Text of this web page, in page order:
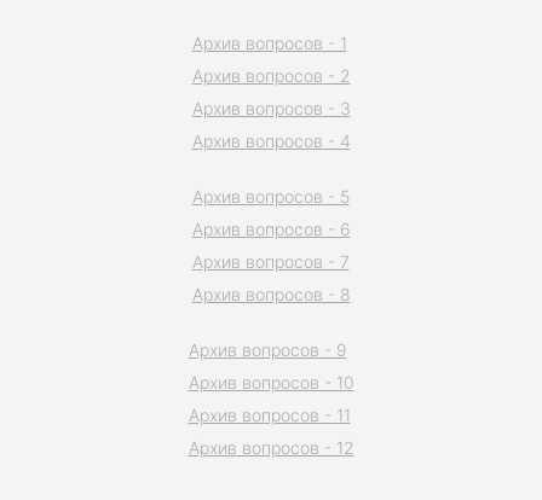
Архив вопросов - 1
Архив вопросов - 2
Архив вопросов - 3
Архив вопросов - 4
Архив вопросов - 5
Архив вопросов - 6
Архив вопросов - 7
Архив вопросов - 8
Архив вопросов - 9
Архив вопросов - 10
Архив вопросов - 11
Архив вопросов - 12